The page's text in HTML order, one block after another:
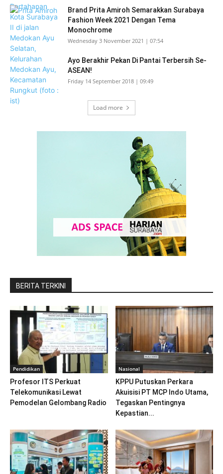
Brand Prita Amiroh Semarakkan Surabaya
Fashion Week 2021 Dengan Tema
Monochrome
Wednesday 3 November 2021 | 07:54
Ayo Berakhir Pekan Di Pantai Terbersih Se-
ASEAN!
Friday 14 September 2018 | 09:49
Load more
BERITA TERKINI
Pendidikan
Profesor ITS Perkuat
Telekomunikasi Lewat
Pemodelan Gelombang Radio
Nasional
KPPU Putuskan Perkara
Akuisisi PT MCP Indo Utama,
Tegaskan Pentingnya
Kepastian...